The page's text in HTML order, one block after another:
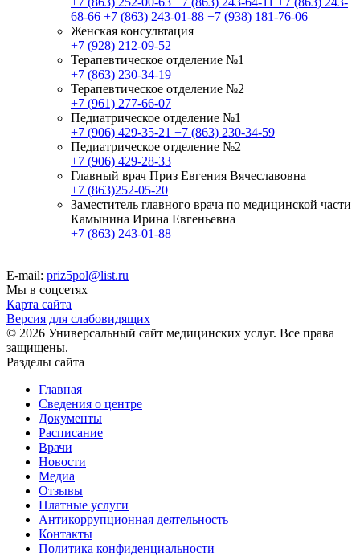
68-66 +7 (863) 243-01-88 +7 (938) 181-76-06
Женская консультация
+7 (928) 212-09-52
Терапевтическое отделение №1
+7 (863) 230-34-19
Терапевтическое отделение №2
+7 (961) 277-66-07
Педиатрическое отделение №1
+7 (906) 429-35-21 +7 (863) 230-34-59
Педиатрическое отделение №2
+7 (906) 429-28-33
Главный врач Приз Евгения Вячеславовна
+7 (863)252-05-20
Заместитель главного врача по медицинской части
Камынина Ирина Евгеньевна
+7 (863) 243-01-88
E-mail: priz5pol@list.ru
Мы в соцсетях
Карта сайта
Версия для слабовидящих
© 2026 Универсальный сайт медицинских услуг. Все права
защищены.
Разделы сайта
Главная
Сведения о центре
Документы
Расписание
Врачи
Новости
Медиа
Отзывы
Платные услуги
Антикоррупционная деятельность
Контакты
Политика конфиденциальности